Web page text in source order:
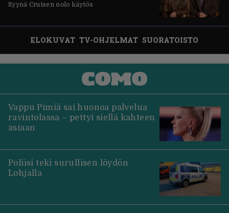
Syynä Cruisen nolo käytös
ELOKUVAT TV-OHJELMAT SUORATOISTO
Vappu Pimiä sai huonoa palvelua
ravintolassa – pettyi siellä kahteen
asiaan
Poliisi teki surullisen löydön
Lohjalla